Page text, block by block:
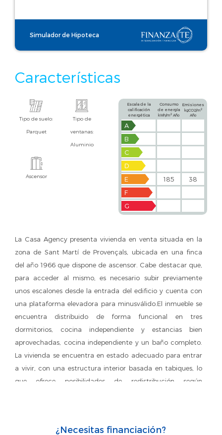
Simulador de Hipoteca
Características
Tipo de suelo:
Parquet
Tipo de
ventanas:
Aluminio
Ascensor
Escala de la
calificación
energética
Consumo
de energía
kWh/m2 Año
Emisiones
kgCO2/m 2
Año
A
B
C
D
E
185
38
F
G
La Casa Agency presenta vivienda en venta situada en la
zona de Sant Martí de Provençals, ubicada en una finca
del año 1966 que dispone de ascensor. Cabe destacar que,
para acceder al mismo, es necesario subir previamente
unos escalones desde la entrada del edificio y cuenta con
una plataforma elevadora para minusválido.El inmueble se
encuentra distribuido de forma funcional en tres
dormitorios, cocina independiente y estancias bien
aprovechadas, cocina independiente y un baño completo.
La vivienda se encuentra en estado adecuado para entrar
a vivir, con una estructura interior basada en tabiques, lo
que ofrece posibilidades de redistribución según
comunicaciones próximos.Situado en una tranquila zona
¿Necesitas financiación?